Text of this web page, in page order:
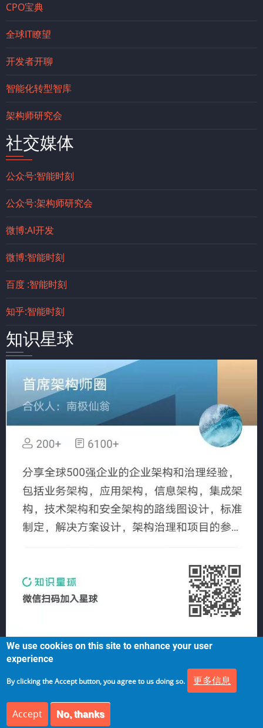
CPO宝典
全球IT瞭望
开发者开聊
智能化转型智库
架构师研究会
社交媒体
公众号:智能时刻
公众号:架构师研究会
微博:AI开发
微博:智能时刻
百度 :智能时刻
知乎:智能时刻
知识星球
© 2026 架构师研究会, All rights reserved.
We use cookies on this site to enhance your user
experience
By clicking the Accept button, you agree to us doing so. 更多信息
Accept No, thanks